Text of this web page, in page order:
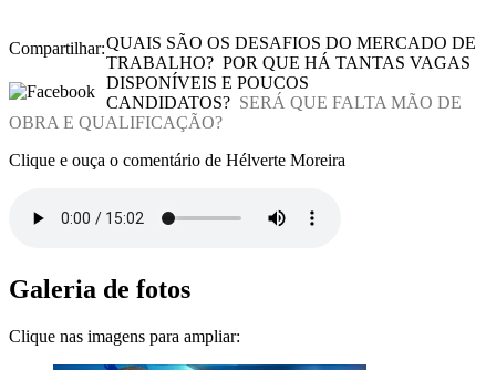
Compartilhar:QUAIS SÃO OS DESAFIOS DO MERCADO DE
TRABALHO? POR QUE HÁ TANTAS VAGAS
DISPONÍVEIS E POUCOS
CANDIDATOS? SERÁ QUE FALTA MÃO DE
OBRA E QUALIFICAÇÃO?
Clique e ouça o comentário de Hélverte Moreira
Galeria de fotos
Clique nas imagens para ampliar: